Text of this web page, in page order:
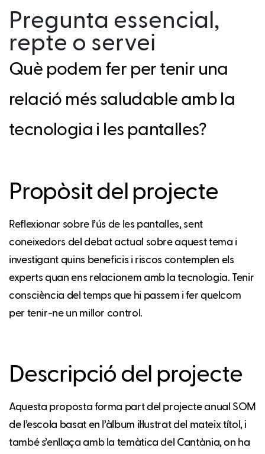
Pregunta essencial,
repte o servei
Què podem fer per tenir una
relació més saludable amb la
tecnologia i les pantalles?
Propòsit del projecte
Reflexionar sobre l’ús de les pantalles, sent
coneixedors del debat actual sobre aquest tema i
investigant quins beneficis i riscos contemplen els
experts quan ens relacionem amb la tecnologia. Tenir
consciència del temps que hi passem i fer quelcom
per tenir-ne un millor control.
Descripció del projecte
Aquesta proposta forma part del projecte anual SOM
de l’escola basat en l’àlbum il·lustrat del mateix títol, i
també s’enllaça amb la temàtica del Cantània, on ha